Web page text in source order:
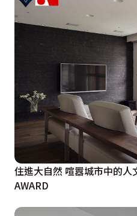
住進大自然 喧囂城市中的
AWARD